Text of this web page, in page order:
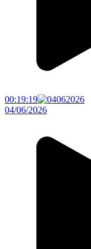
00:19:19
04/06/2026